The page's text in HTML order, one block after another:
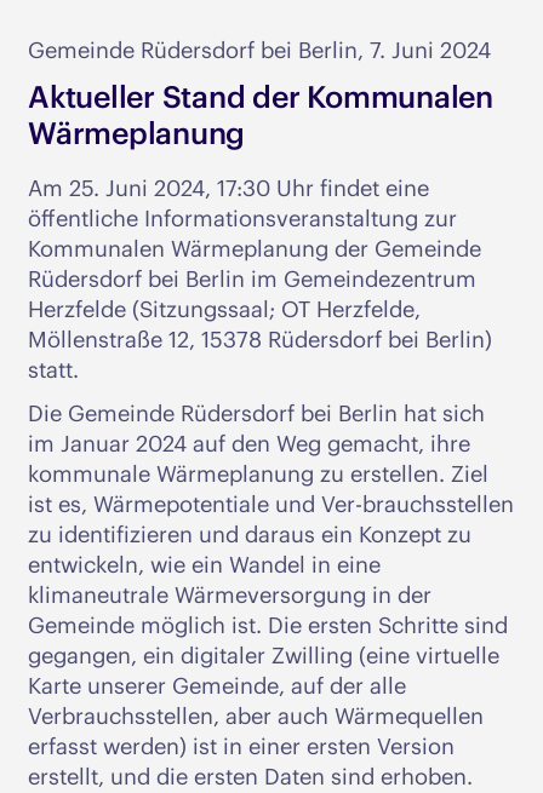
Gemeinde Rüdersdorf bei Berlin, 7. Juni 2024
Aktueller Stand der Kommunalen
Wärmeplanung
Am 25. Juni 2024, 17:30 Uhr findet eine
öffentliche Informationsveranstaltung zur
Kommunalen Wärmeplanung der Gemeinde
Rüdersdorf bei Berlin im Gemeindezentrum
Herzfelde (Sitzungssaal; OT Herzfelde,
Möllenstraße 12, 15378 Rüdersdorf bei Berlin)
statt.
Die Gemeinde Rüdersdorf bei Berlin hat sich
im Januar 2024 auf den Weg gemacht, ihre
kommunale Wärmeplanung zu erstellen. Ziel
ist es, Wärmepotentiale und Ver-brauchsstellen
zu identifizieren und daraus ein Konzept zu
entwickeln, wie ein Wandel in eine
klimaneutrale Wärmeversorgung in der
Gemeinde möglich ist. Die ersten Schritte sind
gegangen, ein digitaler Zwilling (eine virtuelle
Karte unserer Gemeinde, auf der alle
Verbrauchsstellen, aber auch Wärmequellen
erfasst werden) ist in einer ersten Version
erstellt, und die ersten Daten sind erhoben.